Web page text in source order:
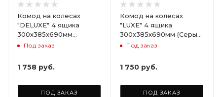
Комод на колесах
"DELUXE" 4 ящика
300х385х690мм
(Светло-бежевый)
Под заказ
1 758 руб.
ПОД ЗАКАЗ
Комод на колесах
"LUXE" 4 ящика
300х385х690мм (Серый)
ARD258086
Под заказ
1 750 руб.
ПОД ЗАКАЗ